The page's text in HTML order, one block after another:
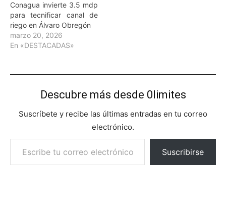
Conagua invierte 3.5 mdp
para tecnificar canal de
riego en Álvaro Obregón
marzo 20, 2026
En «DESTACADAS»
Descubre más desde 0limites
Suscríbete y recibe las últimas entradas en tu correo
electrónico.
Escribe tu correo electrónico…
Suscribirse